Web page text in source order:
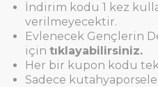
İndirim kodu 1 kez
verilmeyecektir.
Evlenecek Gençlerin
için tıklayabilirsiniz.
Her bir kupon kodu tek
Sadece